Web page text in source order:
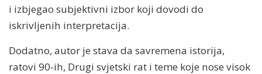
i izbjegao subjektivni izbor koji dovodi do
iskrivljenih interpretacija.
Dodatno, autor je stava da savremena istorija,
ratovi 90-ih, Drugi svjetski rat i teme koje nose visok